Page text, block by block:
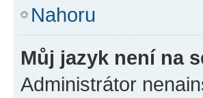
Nahoru
Můj jazyk není na
Administrátor